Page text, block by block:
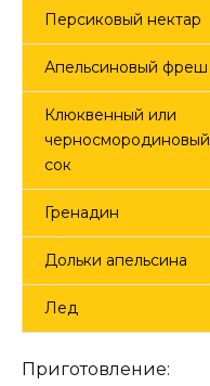
Персиковый нектар
Апельсиновый фреш
Клюквенный или
черносмородиновый
сок
Гренадин
Дольки апельсина
Лед
Приготовление: